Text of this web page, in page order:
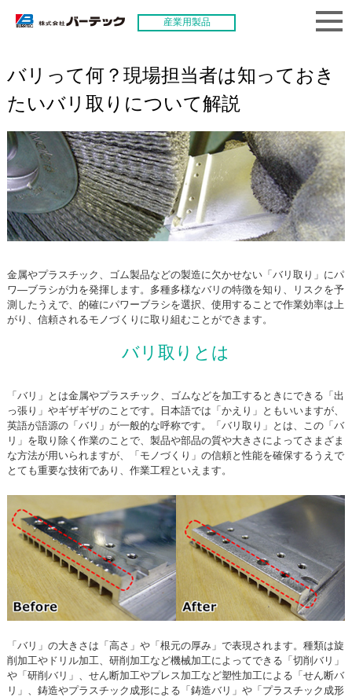
産業用製品
バリって何？現場担当者は知っておき
たいバリ取りについて解説
金属やプラスチック、ゴム製品などの製造に欠かせない「バリ取り」にパ
ワ―ブラシが力を発揮します。多種多様なバリの特徴を知り、リスクを予
測したうえで、的確にパワーブラシを選択、使用することで作業効率は上
がり、信頼されるモノづくりに取り組むことができます。
バリ取りとは
「バリ」とは金属やプラスチック、ゴムなどを加工するときにできる「出
っ張り」やギザギザのことです。日本語では「かえり」ともいいますが、
英語が語源の「バリ」が一般的な呼称です。「バリ取り」とは、この「バ
リ」を取り除く作業のことで、製品や部品の質や大きさによってさまざま
な方法が用いられますが、「モノづくり」の信頼と性能を確保するうえで
とても重要な技術であり、作業工程といえます。
「バリ」の大きさは「高さ」や「根元の厚み」で表現されます。種類は旋
削加工やドリル加工、研削加工など機械加工によってできる「切削バリ」
や「研削バリ」、せん断加工やプレス加工など塑性加工による「せん断バ
リ」、鋳造やプラスチック成形による「鋳造バリ」や「プラスチック成形